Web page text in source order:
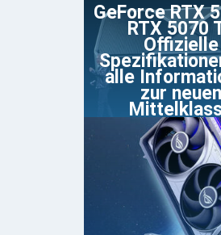
GeForce RTX
RTX 5070
Offizielle
alle
zur neuen